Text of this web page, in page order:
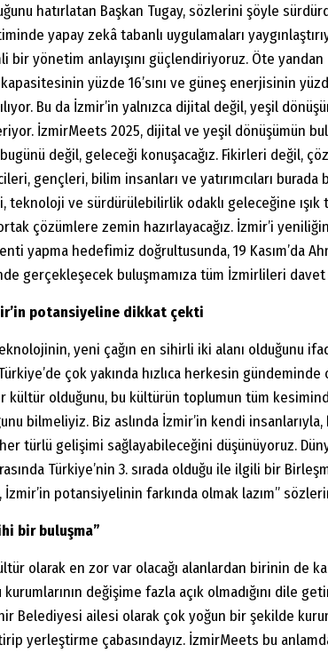
hatırlatan Başkan Tugay, sözlerini şöyle
yapay zekâ tabanlı uygulamaları
bir yönetim anlayışını güçlendiriyoruz. Öte yandan
yüzde 16’sını ve güneş enerjisinin
Bu da İzmir’in yalnızca dijital değil, yeşil
İzmirMeets 2025, dijital ve yeşil dönüşümün
değil, geleceği konuşacağız. Fikirleri değil,
gençleri, bilim insanları ve yatırımcıları burada
teknoloji ve sürdürülebilirlik odaklı geleceğine ışık
çözümlere zemin hazırlayacağız. İzmir’i
yapma hedefimiz doğrultusunda, 19 Kasım’da
gerçekleşecek buluşmamıza tüm İzmirlileri davet
potansiyeline dikkat çekti
yeni çağın en sihirli iki alanı olduğunu
çok yakında hızlıca herkesin gündeminde
kültür olduğunu, bu kültürün toplumun tüm
bilmeliyiz. Biz aslında İzmir’in kendi
türlü gelişimi sağlayabileceğini düşünüyoruz.
Türkiye’nin 3. sırada olduğu ile ilgili bir
İzmir’in potansiyelinin farkında olmak lazım”
bir buluşma”
olarak en zor var olacağı alanlardan birinin de
değişime fazla açık olmadığını dile
Belediyesi ailesi olarak çok yoğun bir şekilde
yerleştirme çabasındayız. İzmirMeets bu